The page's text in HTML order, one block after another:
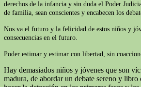
derechos de la infancia y sin duda el Poder
de familia, sean conscientes y encabecen los
Nos va el futuro y la felicidad de estos niños y
consecuencias en el futuro.
Poder estimar y estimar con libertad, sin
Hay demasiados niños y jóvenes que son
madura, de abordar un debate sereno y